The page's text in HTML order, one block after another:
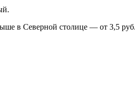
в Северной столице — от 3,5